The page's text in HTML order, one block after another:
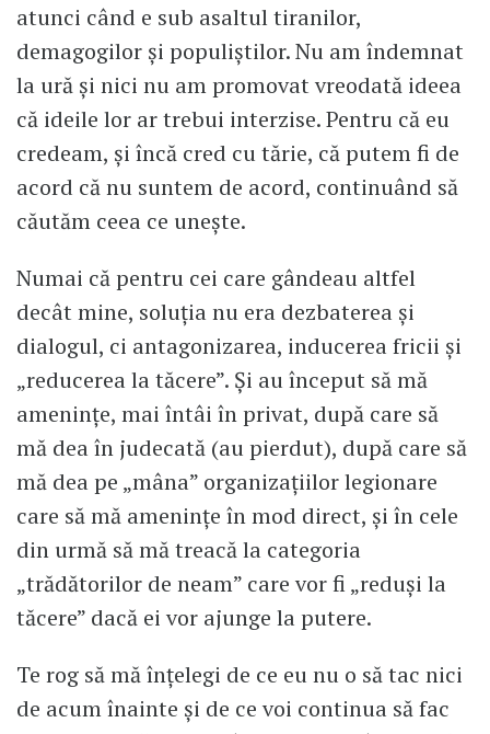
atunci când e sub asaltul tiranilor,
demagogilor și populiștilor. Nu am îndemnat
la ură și nici nu am promovat vreodată ideea
că ideile lor ar trebui interzise. Pentru că eu
credeam, și încă cred cu tărie, că putem fi de
acord că nu suntem de acord, continuând să
căutăm ceea ce unește.
Numai că pentru cei care gândeau altfel
decât mine, soluția nu era dezbaterea și
dialogul, ci antagonizarea, inducerea fricii și
„reducerea la tăcere”. Și au început să mă
amenințe, mai întâi în privat, după care să
mă dea în judecată (au pierdut), după care să
mă dea pe „mâna” organizațiilor legionare
care să mă amenințe în mod direct, și în cele
din urmă să mă treacă la categoria
„trădătorilor de neam” care vor fi „reduși la
tăcere” dacă ei vor ajunge la putere.
Te rog să mă înțelegi de ce eu nu o să tac nici
de acum înainte și de ce voi continua să fac